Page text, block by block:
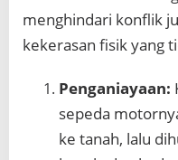
menghindari konflik
kekerasan fisik yang
Penganiayaan:
sepeda
ke tanah, lalu